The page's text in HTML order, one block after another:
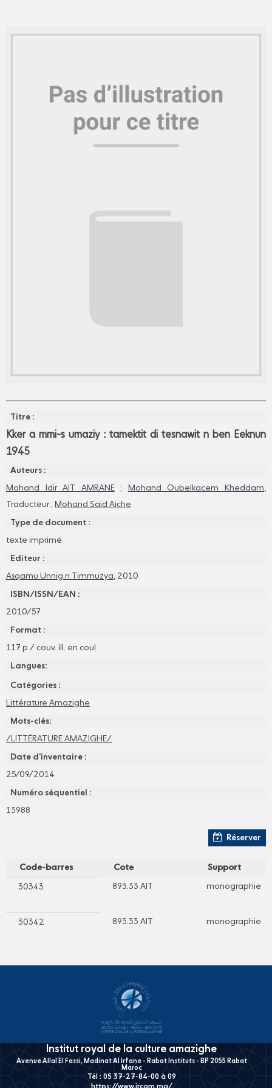
Titre :
Kker a mmi-s umaziy : tamektit di tesnawit n ben Eeknun
1945
Auteurs :
Mohand Idir AIT AMRANE; Mohand Oubelkacem Kheddam,
Traducteur ; Mohand Said Aiche
Type de document :
texte imprimé
Editeur :
Asqamu Unnig n Timmuzya, 2010
ISBN/ISSN/EAN :
2010/57
Format :
117 p / couv. ill. en coul
Langues:
Catégories :
Littérature Amazighe
Mots-clés:
/LITTÉRATURE AMAZIGHE/
Date d'inventaire :
25/09/2014
Numéro séquentiel :
13988
Réserver
Code-barres Cote Support
30343 893.33 AIT monographie
30342 893.33 AIT monographie
Institut royal de la culture amazighe
Avenue Allal El Fassi, Madinat Al Irfane - Rabat Instituts - BP 2055 Rabat
Maroc
Tél : 05 37-27-84-00 à 09